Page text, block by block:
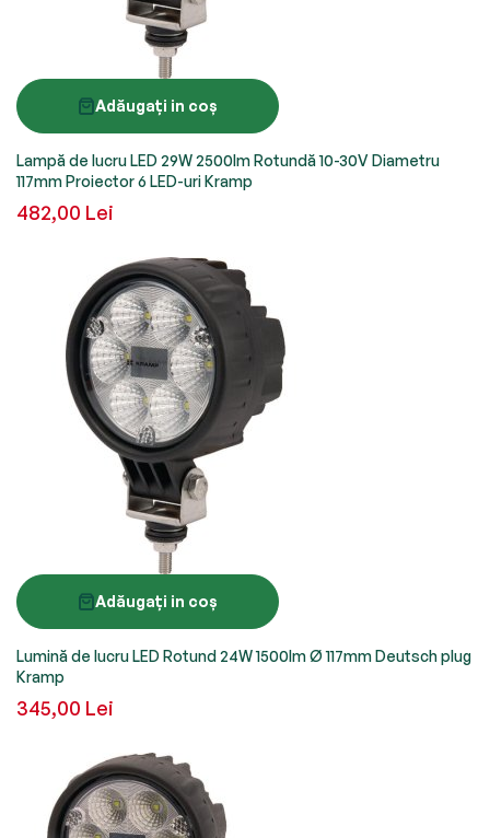
Adăugați in coș
Lampă de lucru LED 29W 2500lm Rotundă 10-30V Diametru
117mm Proiector 6 LED-uri Kramp
482,00 Lei
Adăugați in coș
Lumină de lucru LED Rotund 24W 1500lm Ø 117mm Deutsch plug
Kramp
345,00 Lei